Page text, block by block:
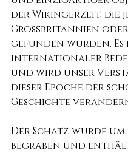
der Wikingerzeit, die
Großbritannien
gefunden wurden.
internationaler
und wird unser
dieser Epoche der
Geschichte
Der Schatz wurde um
begraben und enthält